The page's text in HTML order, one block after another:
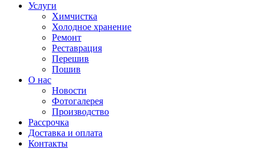
Услуги
Химчистка
Холодное хранение
Ремонт
Реставрация
Перешив
Пошив
О нас
Новости
Фотогалерея
Производство
Рассрочка
Доставка и оплата
Контакты